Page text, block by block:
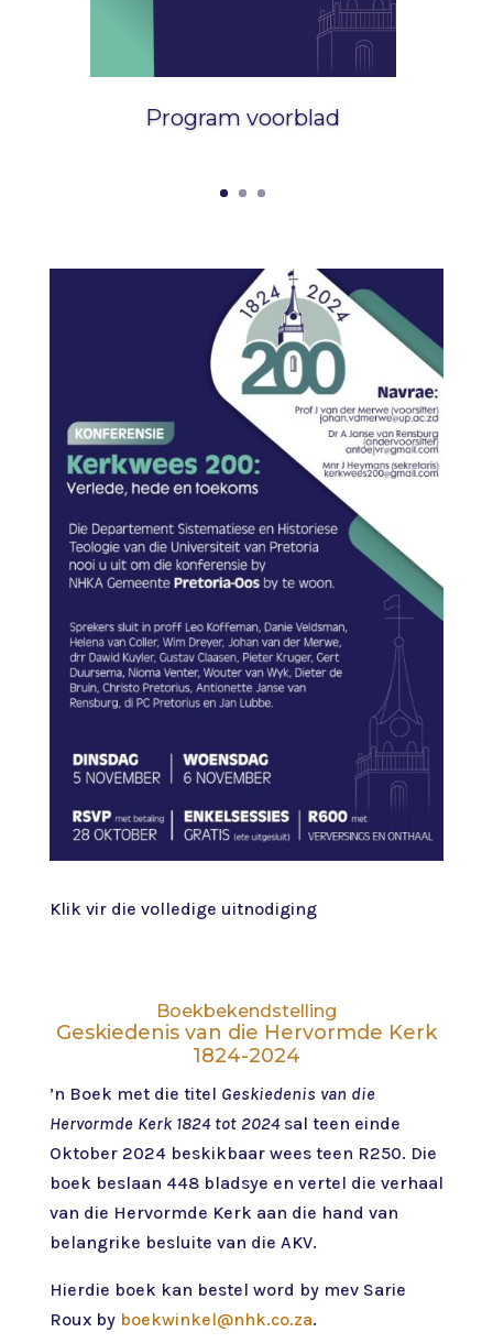
Program voorblad
Klik vir die volledige uitnodiging
Boekbekendstelling
Geskiedenis van die Hervormde Kerk
1824-2024
’n Boek met die titel Geskiedenis van die
Hervormde Kerk 1824 tot 2024 sal teen einde
Oktober 2024 beskikbaar wees teen R250. Die
boek beslaan 448 bladsye en vertel die verhaal
van die Hervormde Kerk aan die hand van
belangrike besluite van die AKV.
Hierdie boek kan bestel word by mev Sarie
Roux by boekwinkel@nhk.co.za.